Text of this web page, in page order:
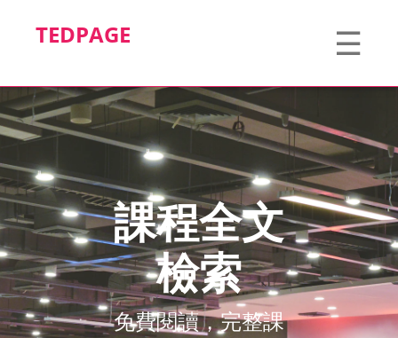
TEDPAGE ☰
課程全文
檢索
免費閱讀，完整課